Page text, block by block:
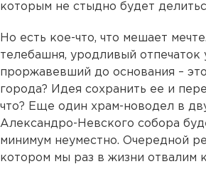
которым не стыдно будет
Но есть кое-что, что мешает
телебашня, уродливый
проржавевший до основания –
города? Идея сохранить ее и
что? Еще один храм-новодел в
Александро-Невского собора
минимум неуместно. Очередной
котором мы раз в жизни отвалим